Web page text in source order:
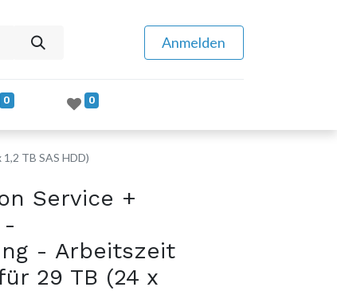
Anmelden
0 0
TB SAS HDD)
Service +
-
- Arbeitszeit
29 TB (24 x